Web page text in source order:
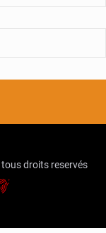
tous droits reservés